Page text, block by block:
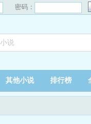
密码：
其他小说 排行榜